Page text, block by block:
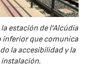
estación de l'Alcúdia
inferior que comunica
la accesibilidad y la
instalación.